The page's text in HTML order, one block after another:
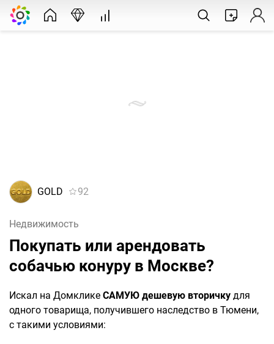
GOLD 92
Недвижимость
Покупать или арендовать
собачью конуру в Москве?
Искал на Домклике САМУЮ дешевую вторичку для
одного товарища, получившего наследство в Тюмени,
с такими условиями: